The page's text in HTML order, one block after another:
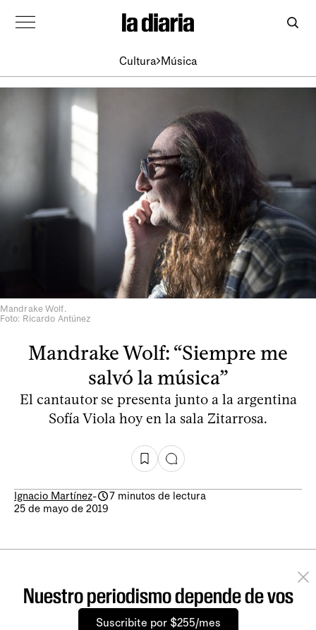
Cultura Música
Mandrake Wolf.
Foto: Ricardo Antúnez
Mandrake Wolf: “Siempre me
salvó la música”
El cantautor se presenta junto a la argentina
Sofía Viola hoy en la sala Zitarrosa.
Ignacio Martínez-
7 minutos de lectura
25 de mayo de 2019
Nuestro periodismo depende de vos
Suscribite por $255/mes